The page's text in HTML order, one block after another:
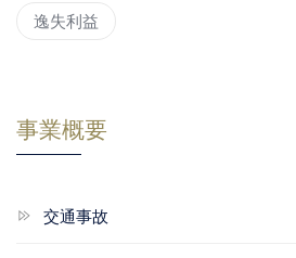
逸失利益
事業概要
交通事故